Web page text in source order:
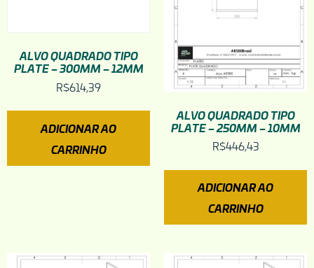
ALVO QUADRADO TIPO
PLATE – 300MM – 12MM
R$614,39
ADICIONAR AO
CARRINHO
ALVO QUADRADO TIPO
PLATE – 250MM – 10MM
R$446,43
ADICIONAR AO
CARRINHO